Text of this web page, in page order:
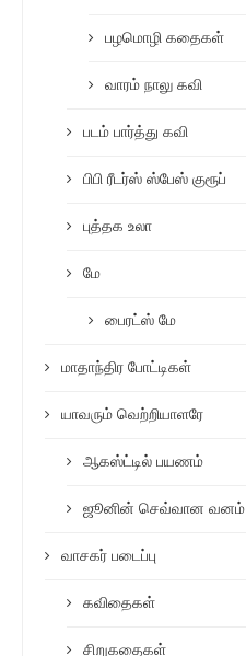
பழமொழி கதைகள்
வாரம் நாலு கவி
படம் பார்த்து கவி
பிபி ரீடர்ஸ் ஸ்பேஸ் குரூப்
புத்தக உலா
மே
பைரட்ஸ் மே
மாதாந்திர போட்டிகள்
யாவரும் வெற்றியாளரே
ஆகஸ்ட்டில் பயணம்
ஜூனின் செவ்வான வனம்
வாசகர் படைப்பு
கவிதைகள்
சிறுகதைகள்